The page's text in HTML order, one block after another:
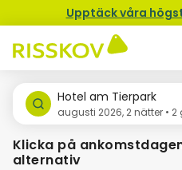
Upptäck våra
Hotel am Tierpark
augusti 2026, 2 nätter • 2
Klicka på
alternativ